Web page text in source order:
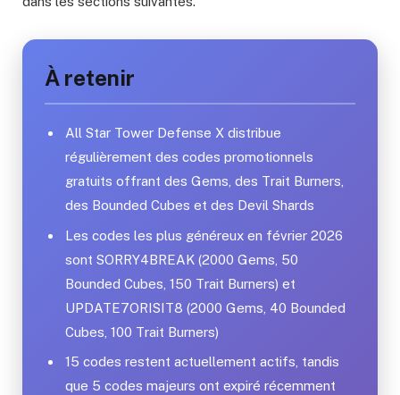
À retenir
All Star Tower Defense X distribue
régulièrement des codes promotionnels
gratuits offrant des Gems, des Trait Burners,
des Bounded Cubes et des Devil Shards
Les codes les plus généreux en février 2026
sont SORRY4BREAK (2000 Gems, 50
Bounded Cubes, 150 Trait Burners) et
UPDATE7ORISIT8 (2000 Gems, 40 Bounded
Cubes, 100 Trait Burners)
15 codes restent actuellement actifs, tandis
que 5 codes majeurs ont expiré récemment